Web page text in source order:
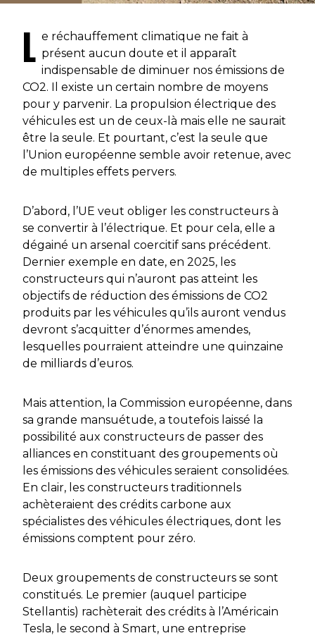
L e réchauffement climatique ne fait à
présent aucun doute et il apparaît
indispensable de diminuer nos émissions de
CO2. Il existe un certain nombre de moyens
pour y parvenir. La propulsion électrique des
véhicules est un de ceux-là mais elle ne saurait
être la seule. Et pourtant, c’est la seule que
l’Union européenne semble avoir retenue, avec
de multiples effets pervers.
D’abord, l’UE veut obliger les constructeurs à
se convertir à l’électrique. Et pour cela, elle a
dégainé un arsenal coercitif sans précédent.
Dernier exemple en date, en 2025, les
constructeurs qui n’auront pas atteint les
objectifs de réduction des émissions de CO2
produits par les véhicules qu’ils auront vendus
devront s’acquitter d’énormes amendes,
lesquelles pourraient atteindre une quinzaine
de milliards d’euros.
Mais attention, la Commission européenne, dans
sa grande mansuétude, a toutefois laissé la
possibilité aux constructeurs de passer des
alliances en constituant des groupements où
les émissions des véhicules seraient consolidées.
En clair, les constructeurs traditionnels
achèteraient des crédits carbone aux
spécialistes des véhicules électriques, dont les
émissions comptent pour zéro.
Deux groupements de constructeurs se sont
constitués. Le premier (auquel participe
Stellantis) rachèterait des crédits à l’Américain
Tesla, le second à Smart, une entreprise